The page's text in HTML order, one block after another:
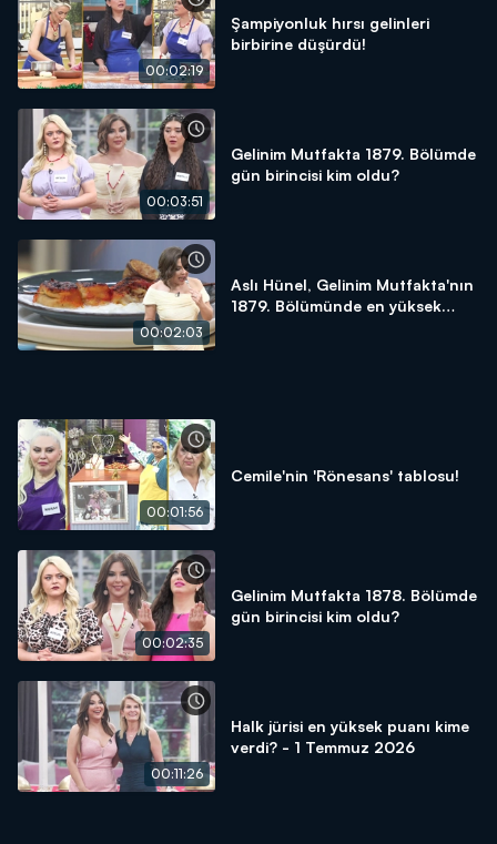
00:02:19
Şampiyonluk hırsı gelinleri
birbirine düşürdü!
00:03:51
Gelinim Mutfakta 1879. Bölümde
gün birincisi kim oldu?
00:02:03
Aslı Hünel, Gelinim Mutfakta'nın
1879. Bölümünde en yüksek
00:01:56
Cemile'nin 'Rönesans' tablosu!
00:02:35
Gelinim Mutfakta 1878. Bölümde
gün birincisi kim oldu?
00:11:26
Halk jürisi en yüksek puanı kime
verdi? - 1 Temmuz 2026